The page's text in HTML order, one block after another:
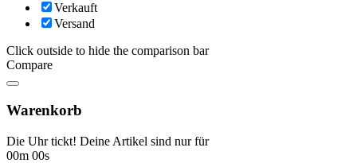
Verkauft
Versand
Click outside to hide the comparison bar
Compare
Warenkorb
Die Uhr tickt! Deine Artikel sind nur für
00m 00s